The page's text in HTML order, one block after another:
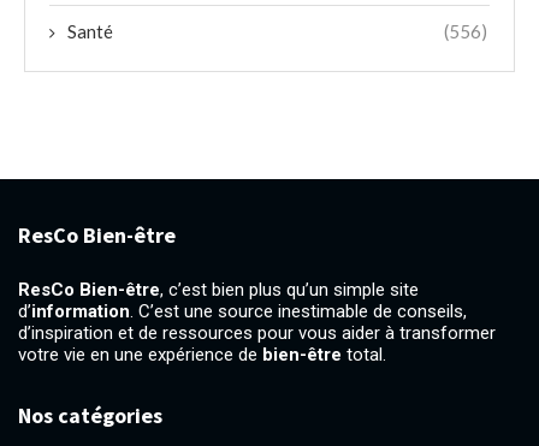
Santé (556)
ResCo Bien-être
ResCo Bien-être, c’est bien plus qu’un simple site
d’information. C’est une source inestimable de conseils,
d’inspiration et de ressources pour vous aider à transformer
votre vie en une expérience de bien-être total.
Nos catégories